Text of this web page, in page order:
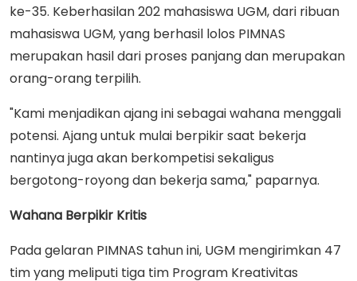
ke-35. Keberhasilan 202 mahasiswa UGM, dari ribuan
mahasiswa UGM, yang berhasil lolos PIMNAS
merupakan hasil dari proses panjang dan merupakan
orang-orang terpilih.
"Kami menjadikan ajang ini sebagai wahana menggali
potensi. Ajang untuk mulai berpikir saat bekerja
nantinya juga akan berkompetisi sekaligus
bergotong-royong dan bekerja sama," paparnya.
Wahana Berpikir Kritis
Pada gelaran PIMNAS tahun ini, UGM mengirimkan 47
tim yang meliputi tiga tim Program Kreativitas